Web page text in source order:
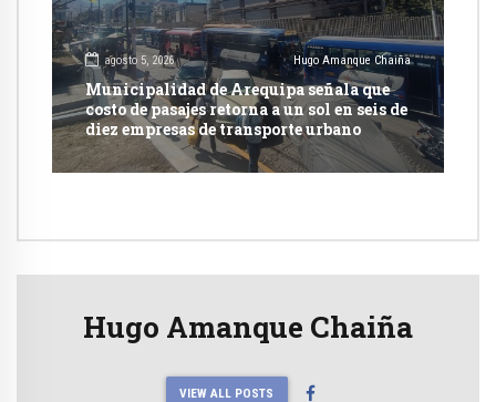
agosto 5, 2026 Hugo Amanque Chaiña
Municipalidad de Arequipa señala que
costo de pasajes retorna a un sol en seis de
diez empresas de transporte urbano
Hugo Amanque Chaiña
VIEW ALL POSTS